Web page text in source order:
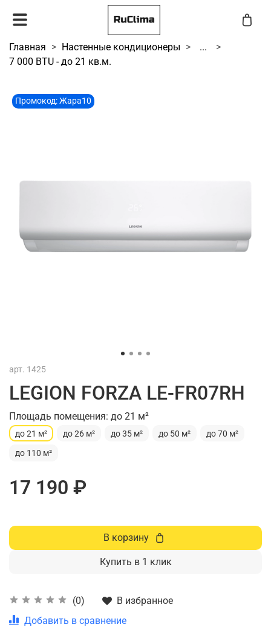
Главная Настенные кондиционеры
...
7 000 BTU - до 21 кв.м.
Промокод: Жара10
арт. 1425
LEGION FORZA LE-FR07RH
Площадь помещения: до 21 м²
до 21 м² до 26 м² до 35 м² до 50 м² до 70 м²
до 110 м²
(0)
В избранное
Добавить в сравнение
17 190 ₽
В корзину
Купить в 1 клик